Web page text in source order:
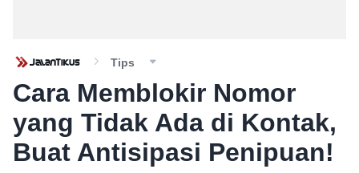
Tips
Cara Memblokir Nomor
yang Tidak Ada di Kontak,
Buat Antisipasi Penipuan!